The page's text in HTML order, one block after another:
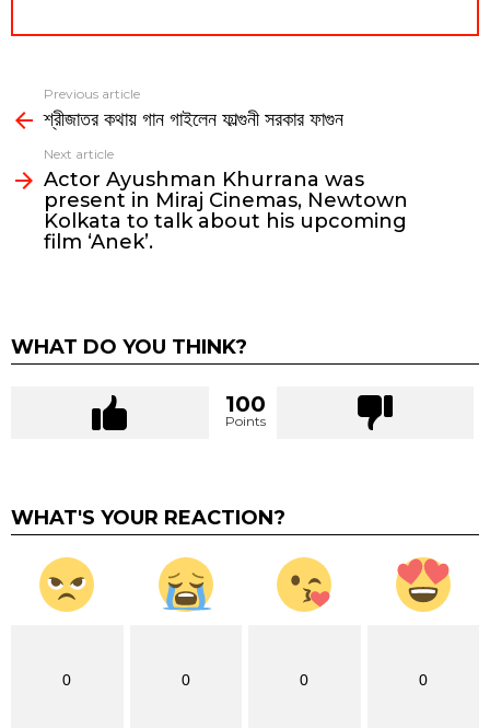
more
Previous article
শ্রীজাতর কথায় গান গাইলেন ফাল্গুনী সরকার ফাগুন
Next article
Actor Ayushman Khurrana was
present in Miraj Cinemas, Newtown
Kolkata to talk about his upcoming
film ‘Anek’.
WHAT DO YOU THINK?
100
Points
WHAT'S YOUR REACTION?
0 0 0 0